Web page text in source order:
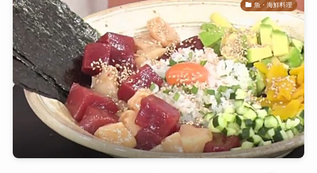
魚・海鮮料理